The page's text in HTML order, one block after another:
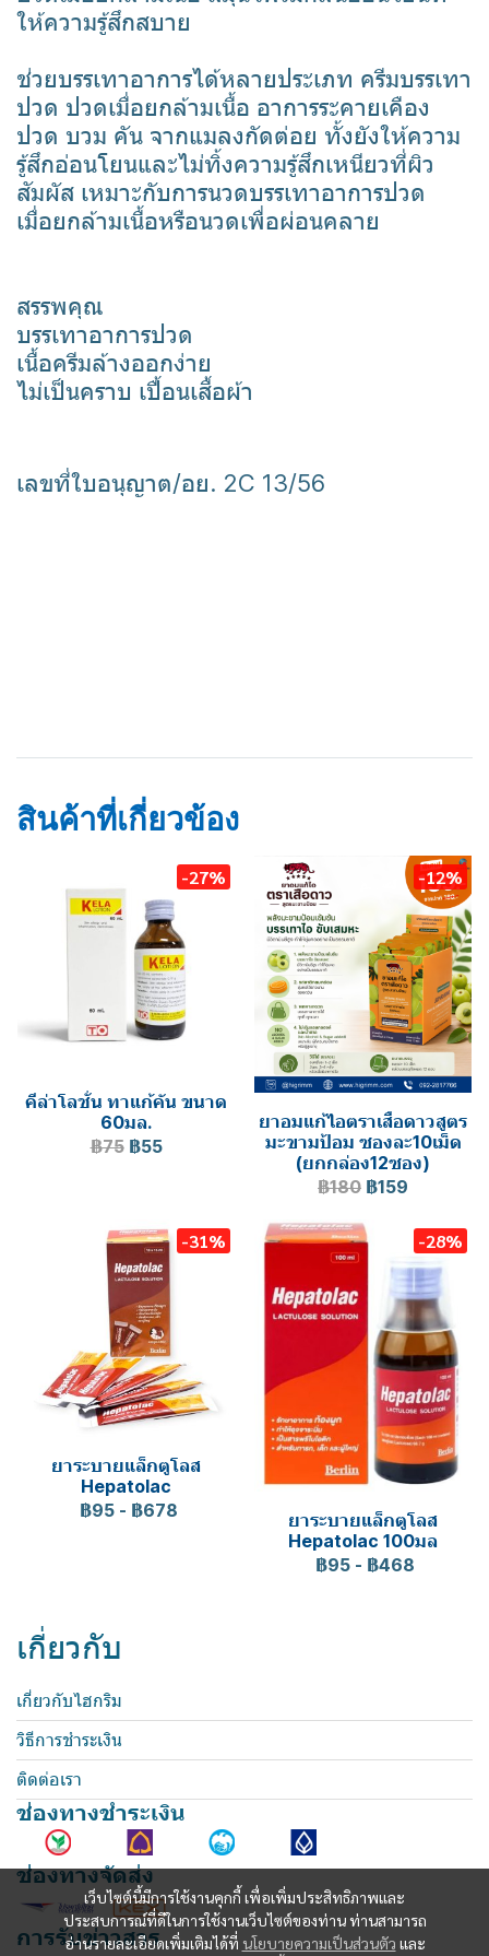
ให้ความรู้สึกสบาย
ช่วยบรรเทาอาการได้หลายประเภท ครีมบรรเทา
ปวด ปวดเมื่อยกล้ามเนื้อ อาการระคายเคือง
ปวด บวม คัน จากแมลงกัดต่อย ทั้งยังให้ความ
รู้สึกอ่อนโยนและไม่ทิ้งความรู้สึกเหนียวที่ผิว
สัมผัส เหมาะกับการนวดบรรเทาอาการปวด
เมื่อยกล้ามเนื้อหรือนวดเพื่อผ่อนคลาย
สรรพคุณ
บรรเทาอาการปวด
เนื้อครีมล้างออกง่าย
ไม่เป็นคราบ เปื้อนเสื้อผ้า
เลขที่ใบอนุญาต/อย. 2C 13/56
สินค้าที่เกี่ยวข้อง
-27%
คีล่าโลชั่น ทาแก้คัน ขนาด
60มล.
฿75 ฿55
-12%
ยาอมแก้ไอตราเสือดาวสูตร
มะขามป้อม ซองละ10เม็ด
(ยกกล่อง12ซอง)
฿180 ฿159
-31%
ยาระบายแล็กตูโลส
Hepatolac
฿95 - ฿678
-28%
ยาระบายแล็กตูโลส
Hepatolac 100มล
฿95 - ฿468
เว็บไซต์นี้มีการใช้งานคุกกี้ เพื่อเพิ่มประสิทธิภาพและ
ประสบการณ์ที่ดีในการใช้งานเว็บไซต์ของท่าน ท่านสามารถ
อ่านรายละเอียดเพิ่มเติมได้ที่ นโยบายความเป็นส่วนตัว และ
เกี่ยวกับ
เกี่ยวกับไฮกริม
วิธีการชำระเงิน
ติดต่อเรา
ช่องทางชำระเงิน
ช่องทางจัดส่ง
การรับข่าวสาร